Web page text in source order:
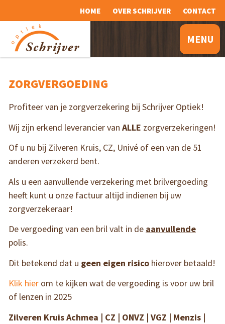
HOME OVER SCHRIJVER CONTACT
MENU
ZORGVERGOEDING
Profiteer van je zorgverzekering bij Schrijver Optiek!
Wij zijn erkend leverancier van ALLE zorgverzekeringen!
Of u nu bij Zilveren Kruis, CZ, Univé of een van de 51
anderen verzekerd bent.
Als u een aanvullende verzekering met brilvergoeding
heeft kunt u onze factuur altijd indienen bij uw
zorgverzekeraar!
De vergoeding van een bril valt in de aanvullende
polis.
Dit betekend dat u geen eigen risico hierover betaald!
Klik hier om te kijken wat de vergoeding is voor uw bril
of lenzen in 2025
Zilveren Kruis Achmea | CZ | ONVZ | VGZ | Menzis |